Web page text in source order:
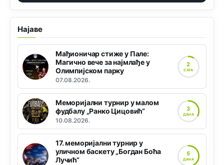
Најаве
Мађионичар стиже у Пале:
Магично вече за најмлађе у
Олимпијском парку
07.08.2026.
2
САТА
Меморијални турнир у малом
фудбалу „Ранко Цицовић“
10.08.2026.
3
ДАНА
17. меморијални турнир у
уличном баскету „Богдан Боћа
Лучић“
5
ДАНА